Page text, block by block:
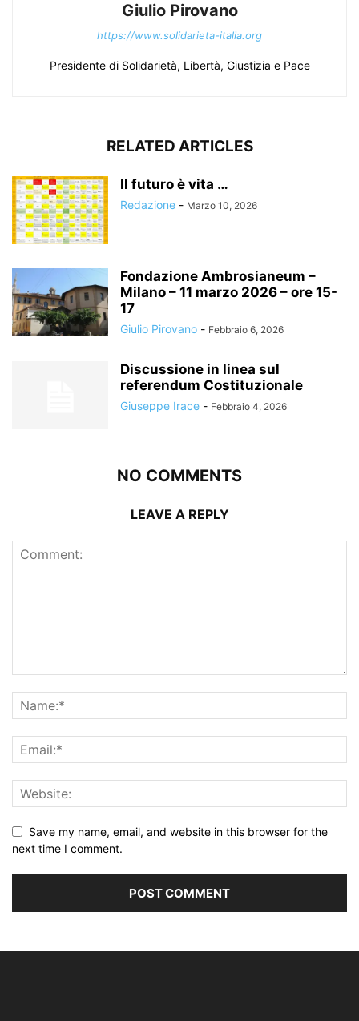
Giulio Pirovano
https://www.solidarieta-italia.org
Presidente di Solidarietà, Libertà, Giustizia e Pace
RELATED ARTICLES
Il futuro è vita …
Redazione - Marzo 10, 2026
Fondazione Ambrosianeum –
Milano – 11 marzo 2026 – ore 15-
17
Giulio Pirovano - Febbraio 6, 2026
Discussione in linea sul
referendum Costituzionale
Giuseppe Irace - Febbraio 4, 2026
NO COMMENTS
LEAVE A REPLY
Save my name, email, and website in this browser for the
next time I comment.